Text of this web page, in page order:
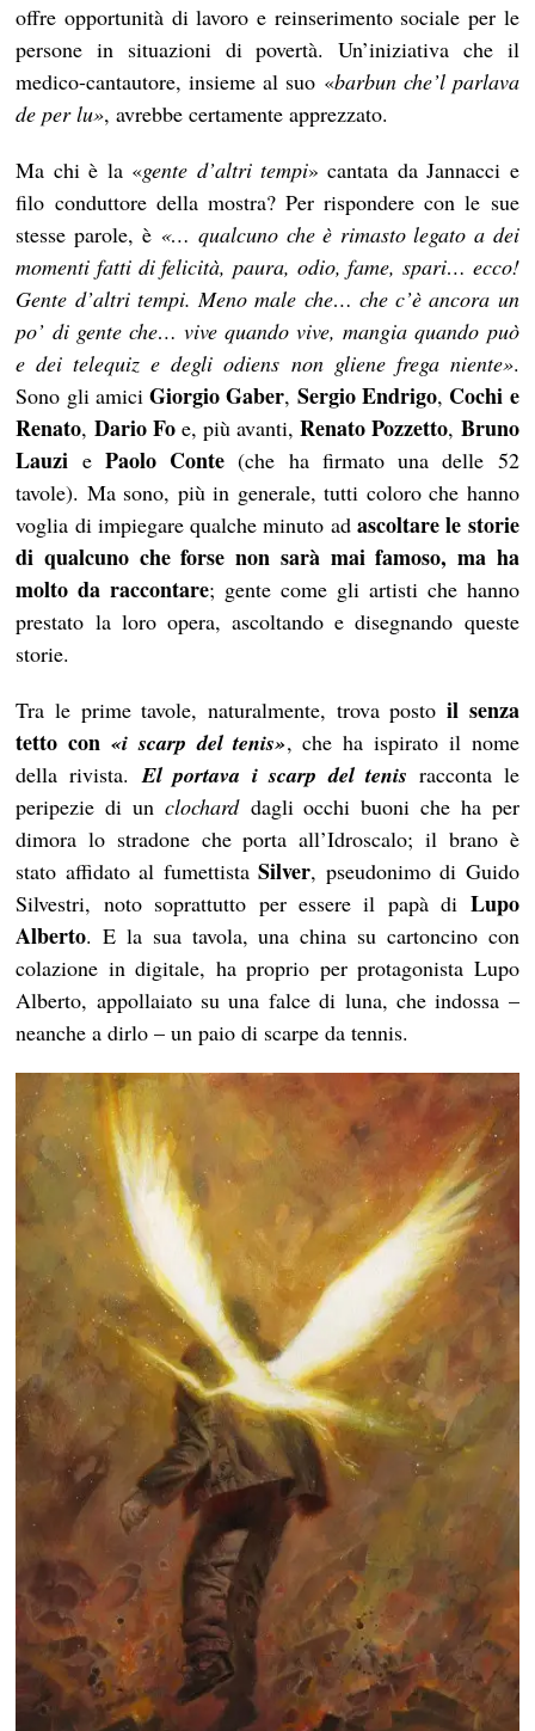
offre opportunità di lavoro e reinserimento sociale per le
persone in situazioni di povertà. Un’iniziativa che il
medico-cantautore, insieme al suo «barbun che’l parlava
de per lu», avrebbe certamente apprezzato.
Ma chi è la «gente d’altri tempi» cantata da Jannacci e
filo conduttore della mostra? Per rispondere con le sue
stesse parole, è «… qualcuno che è rimasto legato a dei
momenti fatti di felicità, paura, odio, fame, spari… ecco!
Gente d’altri tempi. Meno male che… che c’è ancora un
po’ di gente che… vive quando vive, mangia quando può
e dei telequiz e degli odiens non gliene frega niente».
Sono gli amici Giorgio Gaber,Sergio Endrigo, Cochi e
Renato, Dario Foe, più avanti,Renato Pozzetto, Bruno
Lauzi e Paolo Conte (che ha firmato una delle 52
tavole). Ma sono, più in generale, tutti coloro che hanno
voglia di impiegare qualche minuto adascoltare le storie
di qualcuno che forse non sarà mai famoso, ma ha
molto da raccontare; gente come gli artisti che hanno
prestato la loro opera, ascoltando e disegnando queste
storie.
Tra le prime tavole, naturalmente, trova posto il senza
tetto con«i scarp del tenis», che ha ispirato il nome
della rivista. El portava i scarp del tenis racconta le
peripezie di un clocharddagli occhi buoni che ha per
dimora lo stradone che porta all’Idroscalo; il brano è
stato affidato al fumettistaSilver, pseudonimo di Guido
Silvestri, noto soprattutto per essere il papà di Lupo
Alberto. E la sua tavola, una china su cartoncino con
colazione in digitale, ha proprio per protagonista Lupo
Alberto, appollaiato su una falce di luna, che indossa –
neanche a dirlo – un paio di scarpe da tennis.